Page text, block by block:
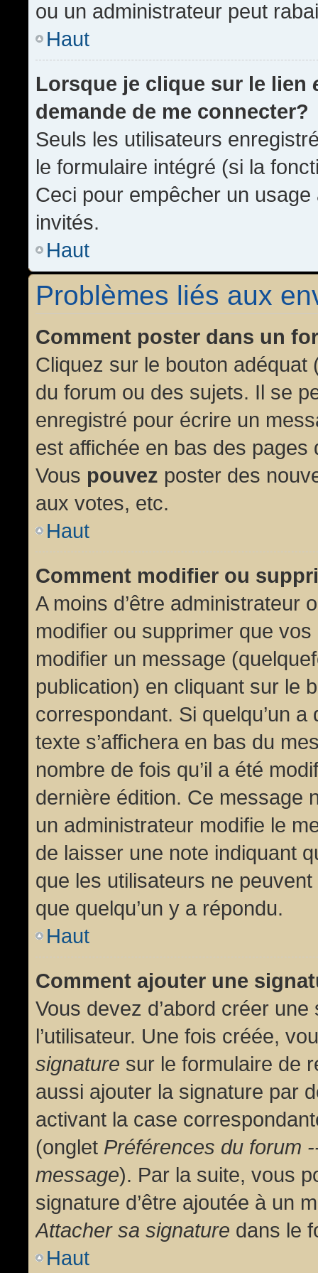
ou un administrateur peut
Haut
Lorsque je clique sur le lien
demande de me connecter?
Seuls les utilisateurs
le formulaire intégré (si la
Ceci pour empêcher un
invités.
Haut
Problèmes liés aux
Comment poster dans un
Cliquez sur le bouton
du forum ou des sujets. Il se
enregistré pour écrire un
est affichée en bas des
Vous pouvez poster des
aux votes, etc.
Haut
Comment modifier ou
A moins d’être administrateur
modifier ou supprimer que
modifier un message
publication) en cliquant sur le
correspondant. Si quelqu’un
texte s’affichera en bas du
nombre de fois qu’il a été
dernière édition. Ce message
un administrateur modifie le
de laisser une note indiquant
que les utilisateurs ne
que quelqu’un y a répondu.
Haut
Comment ajouter une
Vous devez d’abord créer
l’utilisateur. Une fois créée,
signature sur le formulaire de
aussi ajouter la signature par
activant la case
(onglet Préférences du forum
message). Par la suite, vous
signature d’être ajoutée à un
Attacher sa signature dans le
Haut